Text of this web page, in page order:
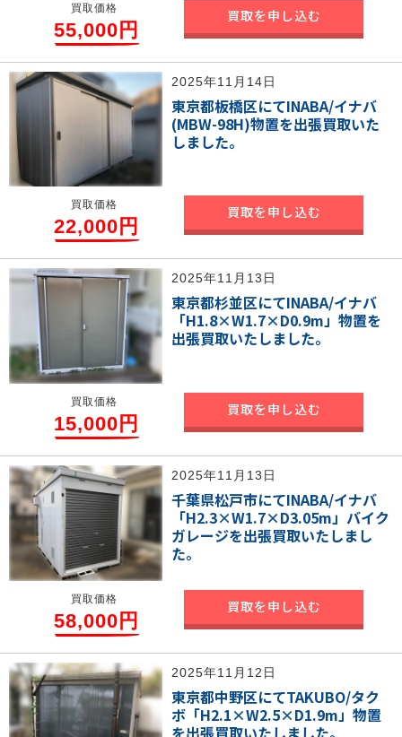
買取価格
55,000円
買取を申し込む
2025年11月14日
東京都板橋区にてINABA/イナバ
(MBW-98H)物置を出張買取いた
しました。
買取価格
22,000円
買取を申し込む
2025年11月13日
東京都杉並区にてINABA/イナバ
「H1.8×W1.7×D0.9m」物置を
出張買取いたしました。
買取価格
15,000円
買取を申し込む
2025年11月13日
千葉県松戸市にてINABA/イナバ
「H2.3×W1.7×D3.05m」バイク
ガレージを出張買取いたしまし
た。
買取価格
58,000円
買取を申し込む
2025年11月12日
東京都中野区にてTAKUBO/タク
ボ「H2.1×W2.5×D1.9m」物置
を出張買取いたしました。